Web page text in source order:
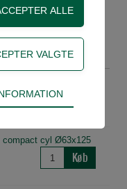
-Klik her
compact cyl Ø63x125
Køb
hjemmesidens
og kan derfor